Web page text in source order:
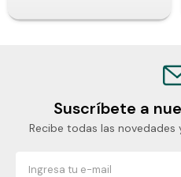
Suscríbete a
Recibe todas las